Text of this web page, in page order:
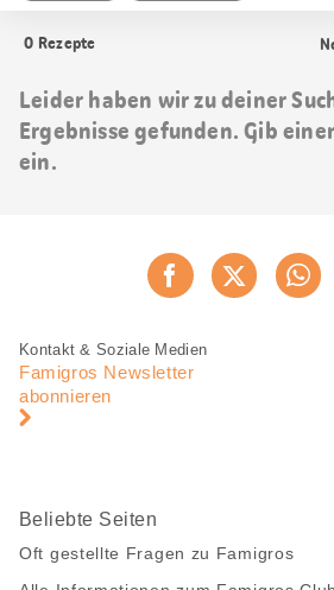
0 Rezepte
Leider haben wir zu deiner
Ergebnisse gefunden. Gib
ein.
Jetzt
Fusszeile
Fusszeile
Navigation
Kontakt & Soziale Medien
Famigros Newsletter
abonnieren
Beliebte Seiten
Oft gestellte Fragen zu Famigros